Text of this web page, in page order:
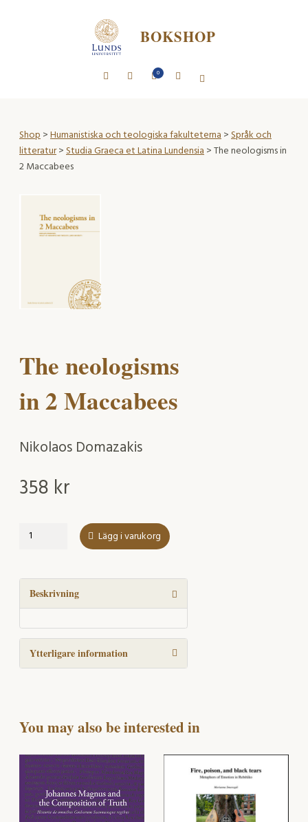
BOKSHOP
0
Shop>Humanistiska och teologiska fakulteterna>Språk och
litteratur>Studia Graeca et Latina Lundensia> The neologisms in
2 Maccabees
The neologisms
in 2 Maccabees
Nikolaos Domazakis
358 kr
The
2
Maccabees
mängd
Lägg i varukorg
Beskrivning
Ytterligare information
You may also be interested in